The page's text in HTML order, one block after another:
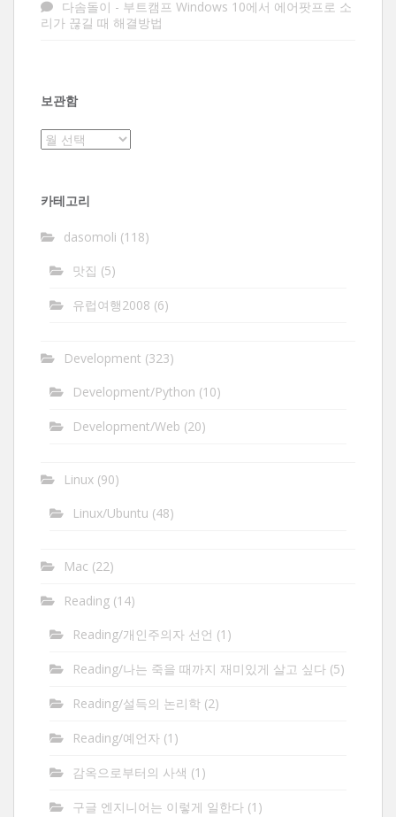
다솜돌이 - 부트캠프 Windows 10에서 에어팟프로 소
리가 끊길 때 해결방법
보관함
보
카테고리
dasomoli (118)
맛집 (5)
유럽여행2008 (6)
Development (323)
Development/Python (10)
Development/Web (20)
Linux (90)
Linux/Ubuntu (48)
Mac (22)
Reading (14)
Reading/개인주의자 선언 (1)
Reading/나는 죽을 때까지 재미있게 살고 싶다 (5)
Reading/설득의 논리학 (2)
Reading/예언자 (1)
감옥으로부터의 사색 (1)
구글 엔지니어는 이렇게 일한다 (1)